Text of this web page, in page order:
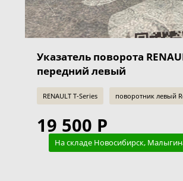
Указатель поворота
передний левый
RENAULT T-Series поворотник левый
19 500 Р
На складе Новосибирск,